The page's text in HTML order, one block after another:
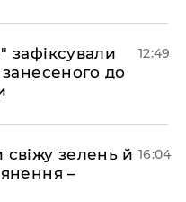
зафіксували
занесеного до
12:49
свіжу зелень й
–
16:04